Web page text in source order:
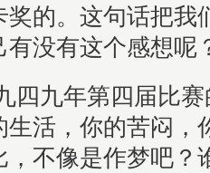
奖的。这句话把我
有没有这个感想呢
四九年第四届比
生活，你的苦闷，
，不像是作梦吧？